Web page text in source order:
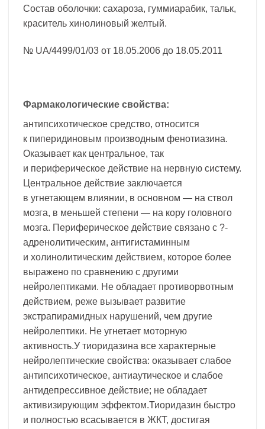
Состав оболочки: сахароза, гуммиарабик, тальк,
краситель хинолиновый желтый.
№ UA/4499/01/03 от 18.05.2006 до 18.05.2011
Фармакологические свойства:
антипсихотическое средство, относится
к пиперидиновым производным фенотиазина.
Оказывает как центральное, так
и периферическое действие на нервную систему.
Центральное действие заключается
в угнетающем влиянии, в основном — на ствол
мозга, в меньшей степени — на кору головного
мозга. Периферическое действие связано с ?-
адренолитическим, антигистаминным
и холинолитическим действием, которое более
выражено по сравнению с другими
нейролептиками. Не обладает противорвотным
действием, реже вызывает развитие
экстрапирамидных нарушений, чем другие
нейролептики. Не угнетает моторную
активность.У тиоридазина все характерные
нейролептические свойства: оказывает слабое
антипсихотическое, антиаутическое и слабое
антидепрессивное действие; не обладает
активизирующим эффектом.Тиоридазин быстро
и полностью всасывается в ЖКТ, достигая